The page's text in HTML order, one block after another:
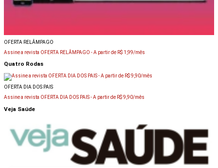
OFERTA RELÂMPAGO
Assine a revista OFERTA RELÂMPAGO -A partir de R$ 1,99/mês
Quatro Rodas
OFERTA DIA DOS PAIS
Assine a revista OFERTA DIA DOS PAIS -A partir de R$ 9,90/mês
Veja Saúde